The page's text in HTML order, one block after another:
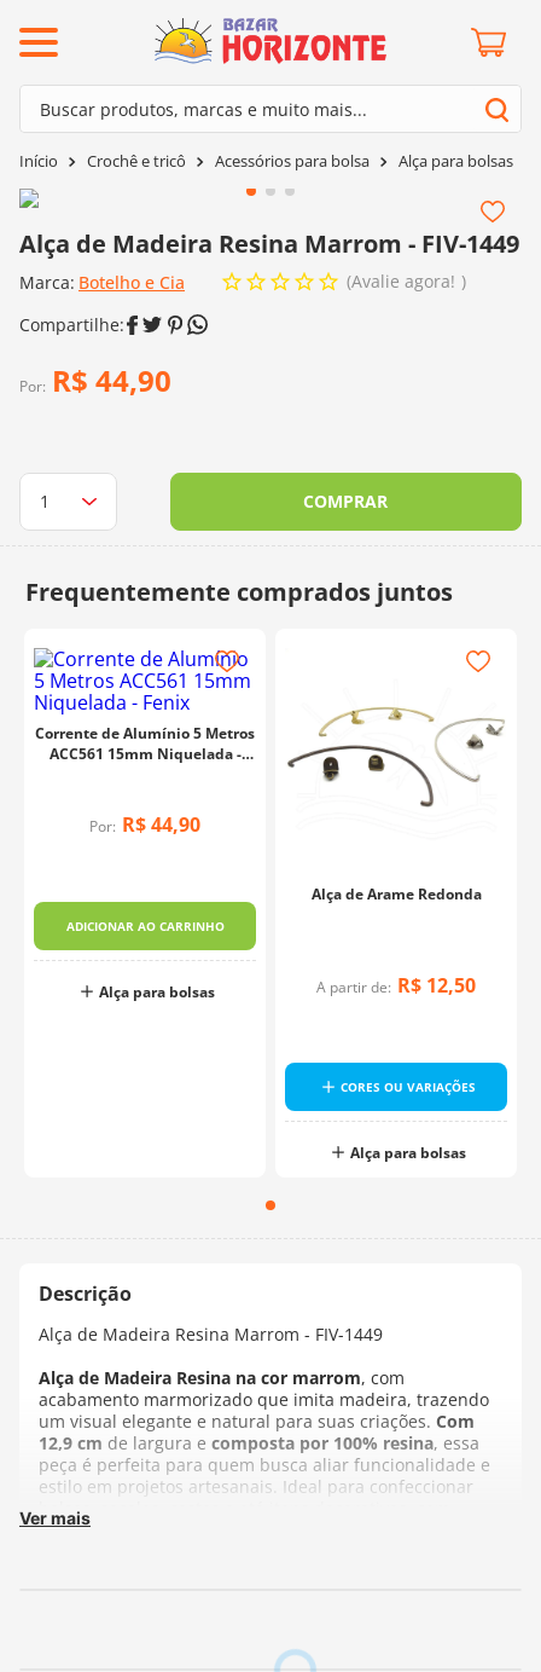
Buscar produtos, marcas e muito mais...
Crochê e tricô Acessórios para bolsa Alça para bolsas
Alça de Madeira Resina Marrom - FIV-1449
Marca: Botelho e Cia Avalie agora!
Por: R$ 44,90
COMPRAR
Corrente de Alumínio 5 Metros
ACC561 15mm Niquelada -
Por: R$44,90
ADICIONAR AO CARRINHO
Alça para bolsas
Alça de Arame Redonda
A partir de: R$ 12,50
CORES OU VARIAÇÕES
Alça para bolsas
Alça de Madeira Resina Marrom - FIV-1449
Alça de Madeira Resina na cor marrom, com
acabamento marmorizado que imita madeira, trazendo
um visual elegante e natural para suas criações. Com
12,9 cm de largura e composta por 100% resina, essa
peça é perfeita para quem busca aliar funcionalidade e
estilo em projetos artesanais. Ideal para confeccionar
bolsas, sacolas, cestas e até itens decorativos, com
design que combina formato retangular e borda
criação, desde os clássicos até os modernos, sendo uma
Ver mais
Termos mais buscados
kit amigurumi
agulha crochê
º lã cisne
euroroma
9º dmc
mais buscados
barroco
mollet
kit amigurumi
agulha crochê
fio amigurumi
lã cisne
batik
charme